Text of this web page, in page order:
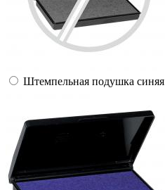
Штемпельная подушка синяя